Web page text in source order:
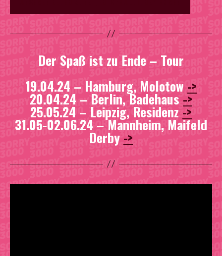
Der Spaß ist zu Ende – Tour
19.04.24 – Hamburg, Molotow ->
20.04.24 – Berlin, Badehaus ->
25.05.24 – Leipzig, Residenz ->
31.05-02.06.24 – Mannheim, Maifeld
Derby ->